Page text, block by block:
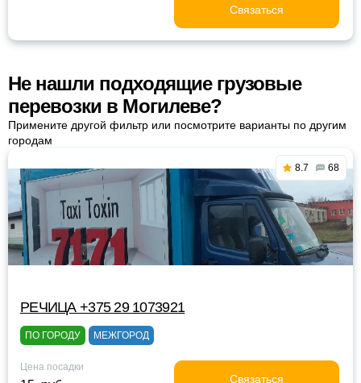
Связаться
Не нашли подходящие грузовые
перевозки в Могилеве?
Примените другой фильтр или посмотрите варианты по другим
городам
8.7 68
РЕЧИЦА +375 29 1073921
ПО ГОРОДУ МЕЖГОРОД
Цена посадки
Связаться